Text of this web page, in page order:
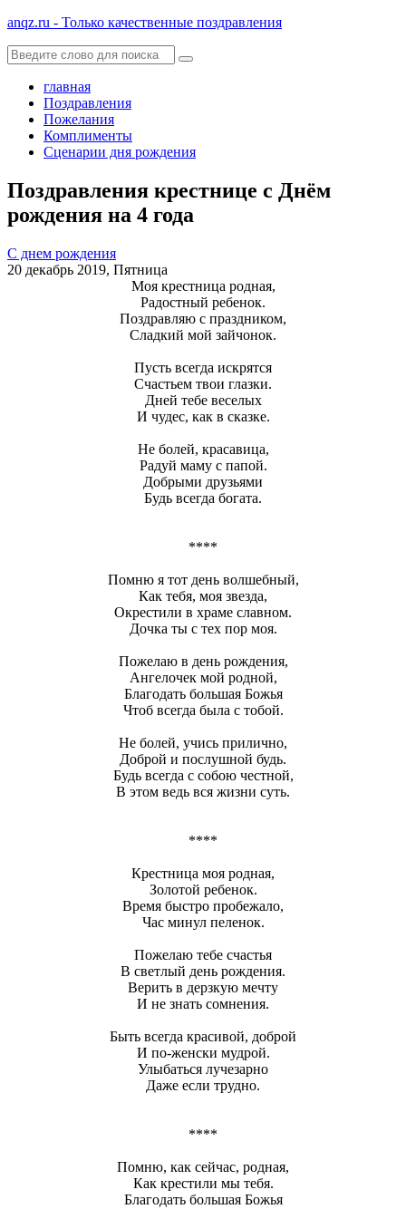
anqz.ru - Только качественные поздравления
главная
Поздравления
Пожелания
Комплименты
Сценарии дня рождения
Поздравления крестнице с Днём
рождения на 4 года
С днем рождения
20 декабрь 2019, Пятница
Моя крестница родная,
Радостный ребенок.
Поздравляю с праздником,
Сладкий мой зайчонок.
Пусть всегда искрятся
Счастьем твои глазки.
Дней тебе веселых
И чудес, как в сказке.
Не болей, красавица,
Радуй маму с папой.
Добрыми друзьями
Будь всегда богата.
****
Помню я тот день волшебный,
Как тебя, моя звезда,
Окрестили в храме славном.
Дочка ты с тех пор моя.
Пожелаю в день рождения,
Ангелочек мой родной,
Благодать большая Божья
Чтоб всегда была с тобой.
Не болей, учись прилично,
Доброй и послушной будь.
Будь всегда с собою честной,
В этом ведь вся жизни суть.
****
Крестница моя родная,
Золотой ребенок.
Время быстро пробежало,
Час минул пеленок.
Пожелаю тебе счастья
В светлый день рождения.
Верить в дерзкую мечту
И не знать сомнения.
Быть всегда красивой, доброй
И по-женски мудрой.
Улыбаться лучезарно
Даже если трудно.
****
Помню, как сейчас, родная,
Как крестили мы тебя.
Благодать большая Божья